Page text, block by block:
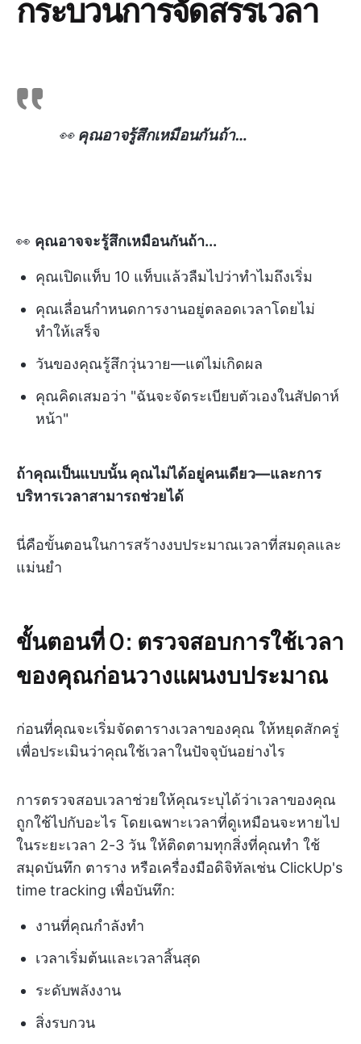
กระบวนการจัดสรรเวลา
👀 คุณอาจรู้สึกเหมือนกันถ้า…
👀 คุณอาจจะรู้สึกเหมือนกันถ้า...
คุณเปิดแท็บ 10 แท็บแล้วลืมไปว่าทำไมถึงเริ่ม
คุณเลื่อนกำหนดการงานอยู่ตลอดเวลาโดยไม่
ทำให้เสร็จ
วันของคุณรู้สึกวุ่นวาย—แต่ไม่เกิดผล
คุณคิดเสมอว่า "ฉันจะจัดระเบียบตัวเองในสัปดาห์
หน้า"
ถ้าคุณเป็นแบบนั้น คุณไม่ได้อยู่คนเดียว—และการ
บริหารเวลาสามารถช่วยได้
นี่คือขั้นตอนในการสร้างงบประมาณเวลาที่สมดุลและ
แม่นยำ
ขั้นตอนที่ 0: ตรวจสอบการใช้เวลา
ของคุณก่อนวางแผนงบประมาณ
ก่อนที่คุณจะเริ่มจัดตารางเวลาของคุณ ให้หยุดสักครู่
เพื่อประเมินว่าคุณใช้เวลาในปัจจุบันอย่างไร
การตรวจสอบเวลาช่วยให้คุณระบุได้ว่าเวลาของคุณ
ถูกใช้ไปกับอะไร โดยเฉพาะเวลาที่ดูเหมือนจะหายไป
ในระยะเวลา 2-3 วัน ให้ติดตามทุกสิ่งที่คุณทำ ใช้
สมุดบันทึก ตาราง หรือเครื่องมือดิจิทัลเช่น ClickUp's
time tracking เพื่อบันทึก:
งานที่คุณกำลังทำ
เวลาเริ่มต้นและเวลาสิ้นสุด
ระดับพลังงาน
สิ่งรบกวน